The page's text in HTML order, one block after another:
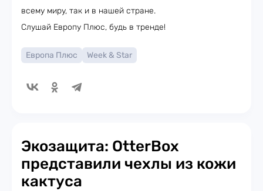
всему миру, так и в нашей стране.
Слушай Европу Плюс, будь в тренде!
Европа Плюс Week & Star
Экозащита: OtterBox
представили чехлы из кожи
кактуса